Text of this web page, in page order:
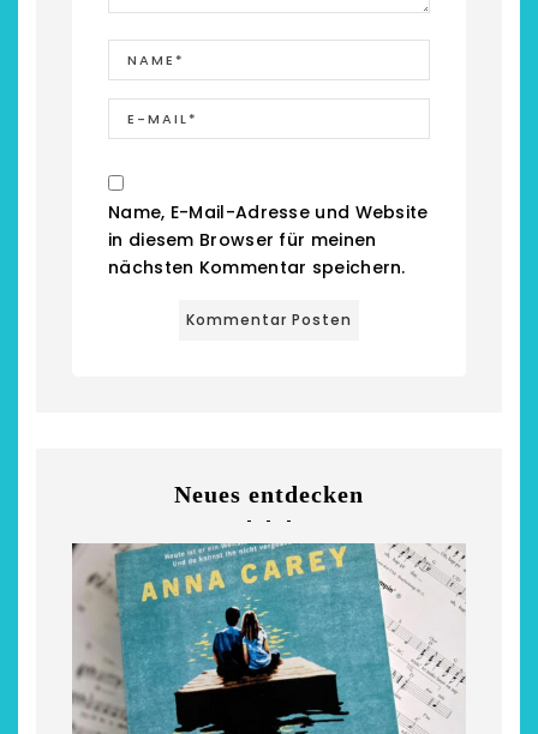
Hofcafés am
Niederrhein
2. Mai 2026
Restsommer - Kea
5. April 2026
Neues entdecken
Name, E-Mail-Adresse und Website
in diesem Browser für meinen
nächsten Kommentar speichern.